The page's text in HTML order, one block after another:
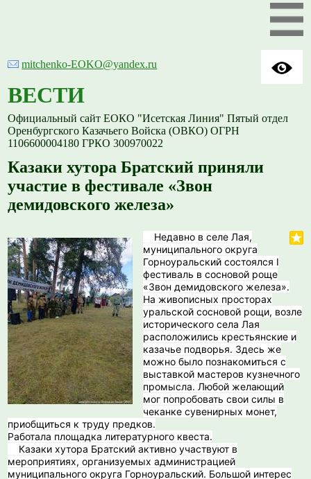
mitchenko-EOKO@yandex.ru
ВЕСТИ
Официальный сайт ЕОКО "Исетская Линия" Пятый отдел
Оренбургского Казачьего Войска (ОВКО) ОГРН
1106600004180 ГРКО 300970022
Казаки хутора Братский приняли
участие в фестивале «Звон
демидовского железа»
Недавно в селе Лая,
муниципального округа
Горноуральский состоялся I
фестиваль в сосновой роще
«Звон демидовского железа».
На живописных просторах
уральской сосновой рощи, возле
исторического села Лая
расположились крестьянские и
казачье подворья. Здесь же
можно было познакомиться с
выставкой мастеров кузнечного
промысла. Любой желающий
мог попробовать свои силы в
чеканке сувенирных монет,
приобщиться к труду предков.
Работала площадка литературного квеста.
Казаки хутора Братский активно участвуют в
мероприятиях, организуемых администрацией
муниципального округа Горноуральский. Большой интерес